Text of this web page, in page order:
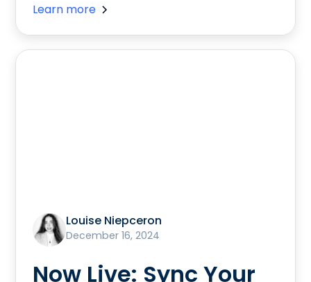
Learn more
Louise Niepceron
December 16, 2024
Now Live: Sync Your